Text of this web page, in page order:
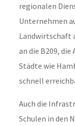
regionalen
Unternehmen
Landwirtschaft
an die B209, die
Städte wie
schnell
Auch die
Schulen in den